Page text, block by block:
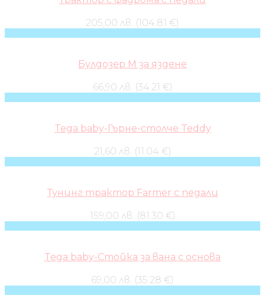
205,00 лв. (104.81 €)
Булдозер M за яздене
66,90 лв. (34.21 €)
Tega baby-Гърне-столче Teddy
21,60 лв. (11.04 €)
Тунинг трактор Farmer с педали
159,00 лв. (81.30 €)
Tega baby-Стойка за вана с основа
69,00 лв. (35.28 €)